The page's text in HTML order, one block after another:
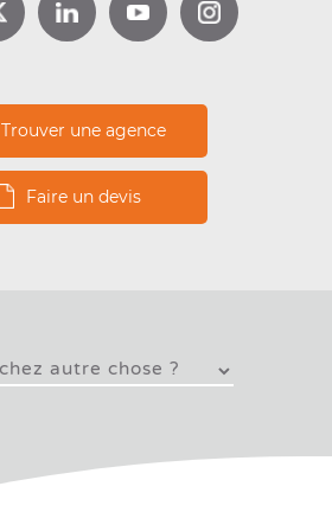
Trouver une agence
Faire un devis